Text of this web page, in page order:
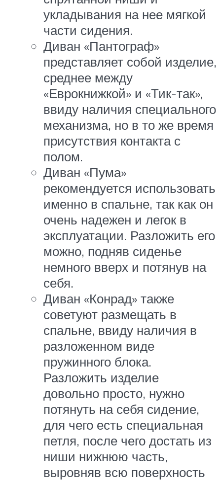
укладывания на нее мягкой
части сидения.
Диван «Пантограф»
представляет собой изделие,
среднее между
«Еврокнижкой» и «Тик-так»,
ввиду наличия специального
механизма, но в то же время
присутствия контакта с
полом.
Диван «Пума»
рекомендуется использовать
именно в спальне, так как он
очень надежен и легок в
эксплуатации. Разложить его
можно, подняв сиденье
немного вверх и потянув на
себя.
Диван «Конрад» также
советуют размещать в
спальне, ввиду наличия в
разложенном виде
пружинного блока.
Разложить изделие
довольно просто, нужно
потянуть на себя сидение,
для чего есть специальная
петля, после чего достать из
ниши нижнюю часть,
выровняв всю поверхность